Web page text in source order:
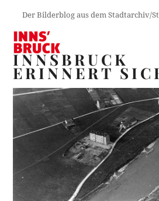
Der Bilderblog aus dem Stadtarchiv/
INNSBRUCK
ERINNERT